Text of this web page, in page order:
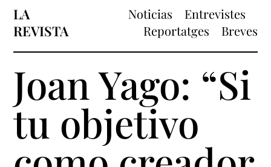
LA
REVISTA
Noticias
Entrevistes
Reportatges
Breves
Joan Yago: “Si
tu objetivo